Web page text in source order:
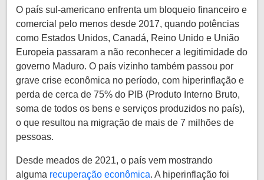
O país sul-americano enfrenta um bloqueio financeiro e
comercial pelo menos desde 2017, quando potências
como Estados Unidos, Canadá, Reino Unido e União
Europeia passaram a não reconhecer a legitimidade do
governo Maduro. O país vizinho também passou por
grave crise econômica no período, com hiperinflação e
perda de cerca de 75% do PIB (Produto Interno Bruto,
soma de todos os bens e serviços produzidos no país),
o que resultou na migração de mais de 7 milhões de
pessoas.
Desde meados de 2021, o país vem mostrando
alguma recuperação econômica. A hiperinflação foi